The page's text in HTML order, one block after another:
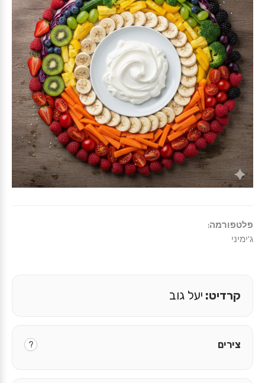
פלטפורמה:
ג'ימיני
קרדיט: יעל גוב
צירים ?